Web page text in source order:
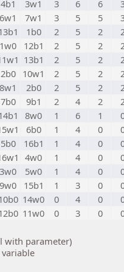
4b1 3w1 3 6 6
6w1 7w1 3 5 5
1b0 2 5 2
1w0 12b1 2 5 2
13b1 2 5 2
2b0 10w1 2 5 2
8w1 2b0 2 5 2
7b0 9b1 2 4 2
8w0 1 6 1
6b0 1 4 0
5b0 16b1 1 4 0
4w0 1 4 0
3w0 5w0 1 4 0
9w0 15b1 1 3 0
14w0 0 4 0
11w0 0 3 0
with parameter)